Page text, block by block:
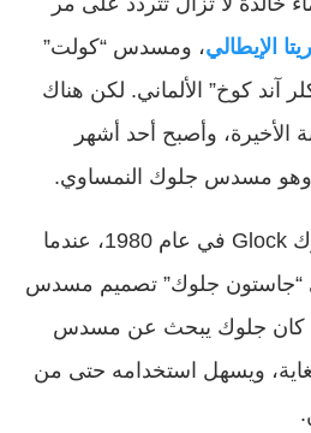
الإيطالي، ومسدس “كولت”
آند كوخ” الألماني. لكن هناك
الأخيرة، وأصبح أحد أشهر
وهو مسدس جلوك النمساوي.
بدأت قصة مسدس جلوك Glock في عام 1980، عندما
“جاستون جلوك” تصميم مسدس
كان جلوك يبحث عن مسدس
ويسهل استخدامه حتى من